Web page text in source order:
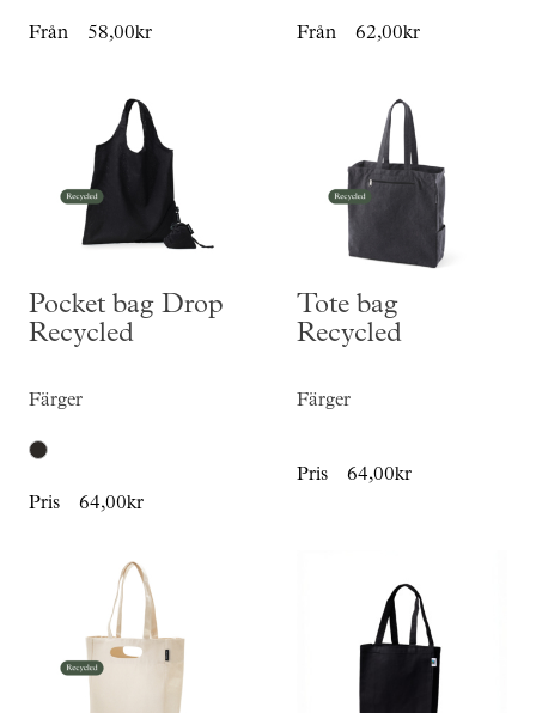
Från 58,00kr Från 62,00kr
Pocket bag Drop
Recycled
Färger
Pris 64,00kr
Tote bag
Recycled
Färger
Pris 64,00kr